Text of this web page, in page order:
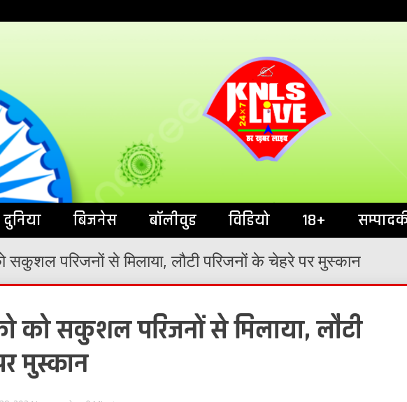
दुनिया बिजनेस बॉलीवुड विडियो 18+
सकुशल परिजनों से मिलाया, लौटी परिजनों के चेहरे पर मुस्कान
को सकुशल परिजनों से मिलाया, लौटी
मुस्कान